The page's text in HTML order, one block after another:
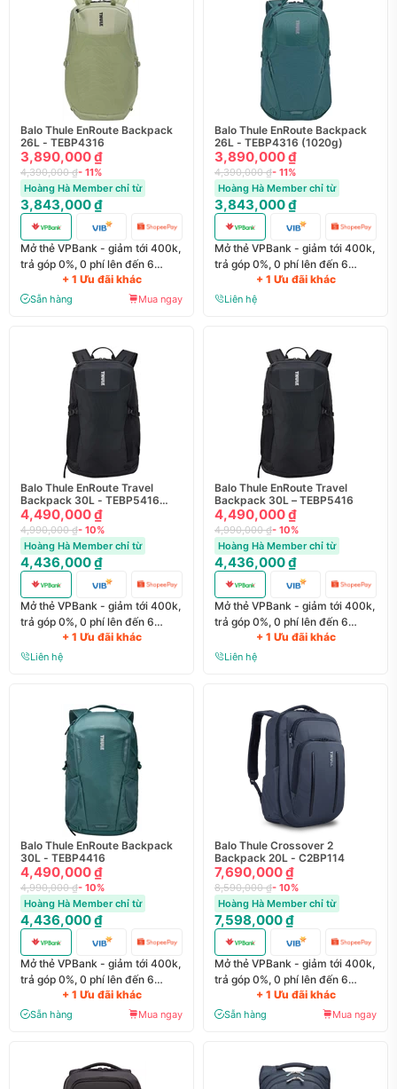
Balo Thule EnRoute Backpack
26L - TEBP4316
3,890,000 ₫
4,390,000 ₫- 11%
Hoàng Hà Member chỉ từ
3,843,000 ₫
Mở thẻ VPBank - giảm tới 400k,
trả góp 0%, 0 phí lên đến 6
+ 1 Ưu đãi khác
Sẵn hàng Mua ngay
Balo Thule EnRoute Backpack
26L - TEBP4316 (1020g)
3,890,000 ₫
4,390,000 ₫- 11%
Hoàng Hà Member chỉ từ
3,843,000 ₫
Mở thẻ VPBank - giảm tới 400k,
trả góp 0%, 0 phí lên đến 6
+ 1 Ưu đãi khác
Liên hệ
Balo Thule EnRoute Travel
Backpack 30L - TEBP5416
(1000g)
4,490,000 ₫
4,990,000 ₫- 10%
Hoàng Hà Member chỉ từ
4,436,000 ₫
Mở thẻ VPBank - giảm tới 400k,
trả góp 0%, 0 phí lên đến 6
+ 1 Ưu đãi khác
Liên hệ
Balo Thule EnRoute Travel
Backpack 30L – TEBP5416
4,490,000 ₫
4,990,000 ₫- 10%
Hoàng Hà Member chỉ từ
4,436,000 ₫
Mở thẻ VPBank - giảm tới 400k,
trả góp 0%, 0 phí lên đến 6
+ 1 Ưu đãi khác
Liên hệ
Balo Thule EnRoute Backpack
30L - TEBP4416
4,490,000 ₫
4,990,000 ₫- 10%
Hoàng Hà Member chỉ từ
4,436,000 ₫
Mở thẻ VPBank - giảm tới 400k,
trả góp 0%, 0 phí lên đến 6
+ 1 Ưu đãi khác
Sẵn hàng Mua ngay
Balo Thule Crossover 2
Backpack 20L - C2BP114
7,690,000 ₫
8,590,000 ₫- 10%
Hoàng Hà Member chỉ từ
7,598,000 ₫
Mở thẻ VPBank - giảm tới 400k,
trả góp 0%, 0 phí lên đến 6
+ 1 Ưu đãi khác
Sẵn hàng Mua ngay